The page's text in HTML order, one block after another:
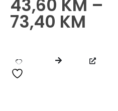
0od 5
43,60 KM –
73,40 KM